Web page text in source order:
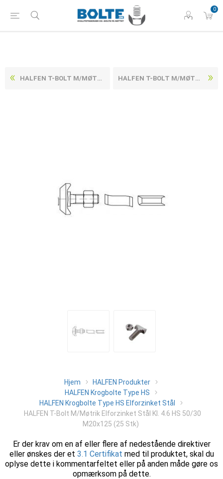
0
HALFEN T-BOLT M/MØTRIK ELFORZINKET STÅL KL. 4.6 HS 50/30 M20X100 (25 STK) HALFEN T-BOLT M/MØTRIK ELFORZINKET STÅL KL. 4.6 HS 50/30 M20X45 (25 STK)
Hjem
HALFEN Produkter
HALFEN Krogbolte Type HS
HALFEN Krogbolte Type HS Elforzinket Stål
HALFEN T-Bolt M/Møtrik Elforzinket Stål Kl. 4.6 HS 50/30
M20x125 (25 Stk)
Er der krav om en af eller flere af nedestående direktiver
eller ønskes der et 3.1 Certifikat med til produktet, skal du
oplyse dette i kommentarfeltet eller på anden måde gøre os
opmærksom på dette.